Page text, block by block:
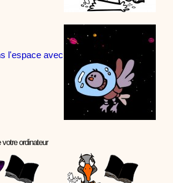
contes de Noël, profitez de 21 minutes de
de tranquillité pour votre enfant ou pour les
de crayon, une production 100/100
Proposer une vidéo
l'espace avec
ordinateur